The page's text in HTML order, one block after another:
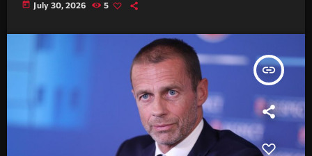
today July 30, 2026 5
insert_link